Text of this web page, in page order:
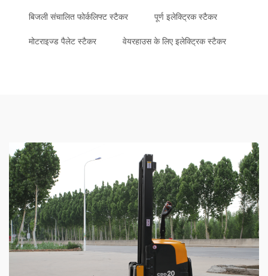
बिजली संचालित फोर्कलिफ्ट स्टैकर पूर्ण इलेक्ट्रिक स्टैकर
मोटराइज्ड पैलेट स्टैकर वेयरहाउस के लिए इलेक्ट्रिक स्टैकर